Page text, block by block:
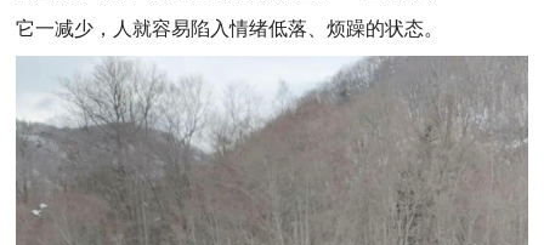
它一减少，人就容易陷入情绪低落、烦躁的状态。